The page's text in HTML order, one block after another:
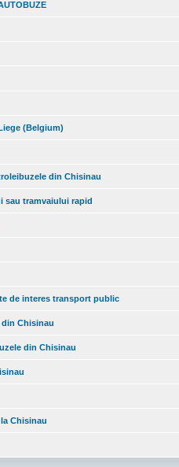
(Belgium)
din Chisinau
sau tramvaiului rapid
de interes transport public
Chisinau
din Chisinau
Chisinau